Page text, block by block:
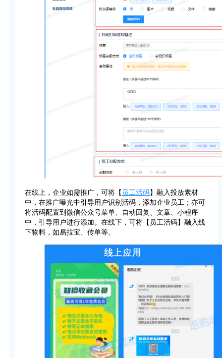
在线上，企业如需推广，可将【 员工活码】融入投放素材
中，在推广曝光中引导用户识别活码，添加企业员工；亦可
将活码配置到微信公众号菜单、自动回复、文章、小程序
中，引导用户进行添加。在线下，可将【员工活码】融入线
下物料，如易拉宝、传单等。